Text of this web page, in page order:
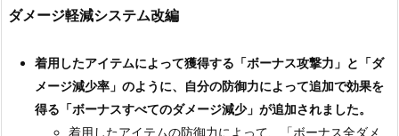
ダメージ軽減システム改編
着用したアイテムによって獲得する「ボーナス攻撃力」と「ダ
メージ減少率」のように、自分の防御力によって追加で効果を
得る「ボーナスすべてのダメージ減少」が追加されました。
着用したアイテムの防御力によって、「ボーナス全ダメ